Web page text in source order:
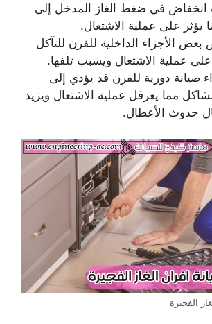
في ضغط الغاز المدخل إلى
يؤثر على عملية الاشتعال.
الأجزاء الداخلية للفرن للتآكل
على عملية الاشتعال ويسبب تلفها.
صيانة دورية للفرن قد يؤدي إلى
مما يعرقل عملية الاشتعال ويزيد
حدوث الأعطال.
الفجيرة